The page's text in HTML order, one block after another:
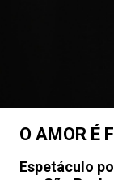
O AMOR É
Espetáculo